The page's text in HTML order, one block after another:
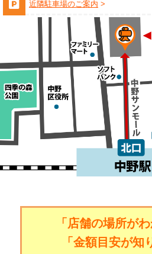
近隣駐車場のご案内
「店舗の場所が
「金額目安が知